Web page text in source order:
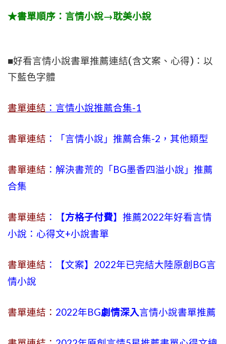
★書單順序：言情小說→耽美小說
■好看言情小說書單推薦連結(含文案、心得)：以
下藍色字體
書單連結 ：言情小說推薦合集-1
書單連結 ：「言情小說」推薦合集-2，其他類型
書單連結 ：解決書荒的「BG墨香四溢小說」推薦
合集
書單連結 ：【方格子付費】推薦2022年好看言情
小說：心得文+小說書單
書單連結 ：【文案】2022年已完結大陸原創BG言
情小說
書單連結： 2022年BG劇情深入言情小說書單推薦